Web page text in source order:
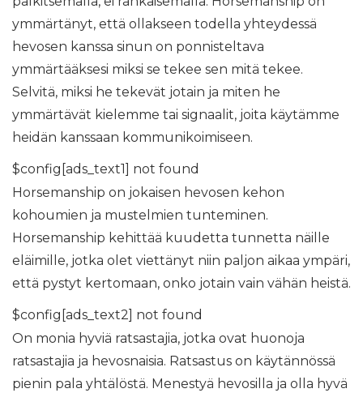
ymmärtänyt, että ollakseen todella yhteydessä
hevosen kanssa sinun on ponnisteltava
ymmärtääksesi miksi se tekee sen mitä tekee.
Selvitä, miksi he tekevät jotain ja miten he
ymmärtävät kielemme tai signaalit, joita käytämme
heidän kanssaan kommunikoimiseen.
$config[ads_text1] not found
Horsemanship on jokaisen hevosen kehon
kohoumien ja mustelmien tunteminen.
Horsemanship kehittää kuudetta tunnetta näille
eläimille, jotka olet viettänyt niin paljon aikaa ympäri,
että pystyt kertomaan, onko jotain vain vähän heistä.
$config[ads_text2] not found
On monia hyviä ratsastajia, jotka ovat huonoja
ratsastajia ja hevosnaisia. Ratsastus on käytännössä
pienin pala yhtälöstä. Menestyä hevosilla ja olla hyvä